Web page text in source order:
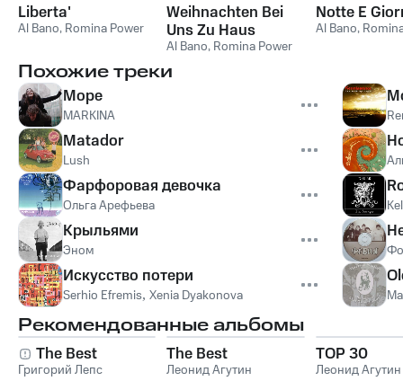
Liberta'
Al Bano, Romina Power
Weihnachten Bei
Uns Zu Haus
Al Bano, Romina Power
Notte E
Al Bano,
Похожие треки
Море
MARKINA
Matador
Lush
Фарфоровая девочка
Ольга Арефьева
Крыльями
Эном
Искусство потери
Serhio Efremis, Xenia Dyakonova
Рекомендованные альбомы
The Best
Григорий Лепс
The Best
Леонид Агутин
TOP 30
Леонид Агутин